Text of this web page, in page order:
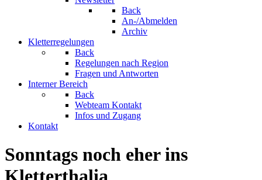
Back
An-/Abmelden
Archiv
Kletterregelungen
Back
Regelungen nach Region
Fragen und Antworten
Interner Bereich
Back
Webteam Kontakt
Infos und Zugang
Kontakt
Sonntags noch eher ins